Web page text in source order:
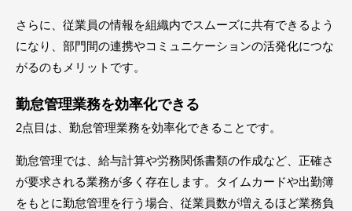
さらに、従業員の情報を組織内でスムーズに共有できるよう
になり、部門間の連携やコミュニケーションの活発化につな
がるのもメリットです。
勤怠管理業務を効率化できる
2点目は、勤怠管理業務を効率化できることです。
勤怠管理では、給与計算や労務関係書類の作成など、正確さ
が要求される業務が多く存在します。タイムカードや出勤簿
をもとに勤怠管理を行う場合、従業員数が増えるほど業務負